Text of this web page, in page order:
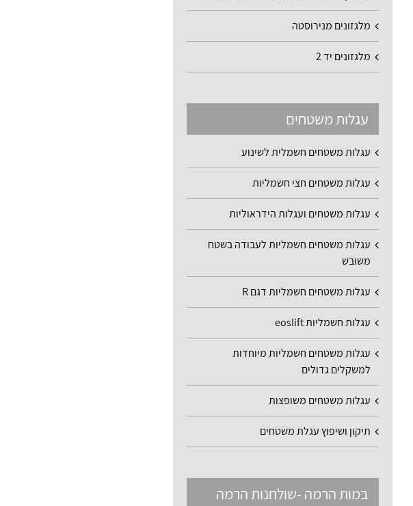
מלגזונים מנירוסטה
מלגזונים יד 2
עגלות משטחים
עגלות משטחים חשמלית לשינוע
עגלות משטחים חצי חשמליות
עגלות משטחים ועגלות הידראוליות
עגלות משטחים חשמליות לעבודה בשטח
משובש
עגלות משטחים חשמליות דגם R
עגלות חשמליות eoslift
עגלות משטחים חשמליות מיוחדות
למשקלים גדולים
עגלות משטחים משופצות
תיקון ושיפוץ עגלת משטחים
במות הרמה -שולחנות הרמה